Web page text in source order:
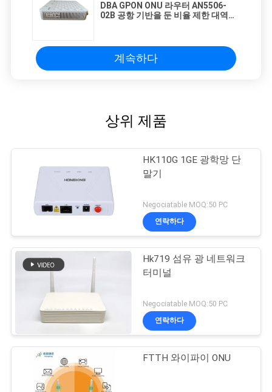
DBA GPON ONU 라우터 AN5506-
02B 공항 기반을 둔 비율 제한 대역폭
계속하다
상위 제품
HK110G 1GE 광학망 단
말기
Negociatable MOQ:50 PC
연락하다
Hk719 섬유 광 네트워크
터미널
Negociatable MOQ:50 PC
연락하다
FTTH 와이파이 ONU